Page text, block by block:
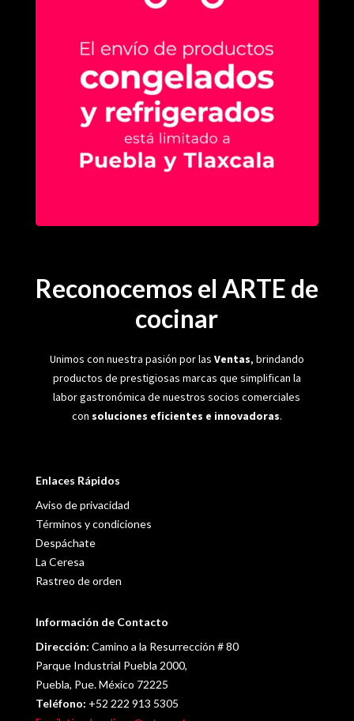
Reconocemos el ARTE de
cocinar
Unimos con nuestra pasión por las Ventas, brindando
productos de prestigiosas marcas que simplifican la
labor gastronómica de nuestros socios comerciales
con soluciones eficientes e innovadoras.
Enlaces Rápidos
Aviso de privacidad
Términos y condiciones
Despáchate
La Ceresa
Rastreo de orden
Información de Contacto
Dirección: Camino a la Resurrección # 80
Parque Industrial Puebla 2000,
Puebla, Pue. México 72225
Teléfono: +52 222 913 5305